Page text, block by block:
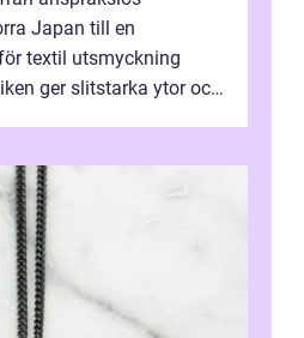
Japan till en
textil utsmyckning
ger slitstarka ytor och